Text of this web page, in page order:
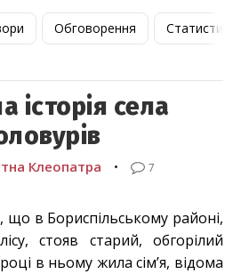
Обговорення Статистика
історія села
Клеопатра • 7
що в Бориспільському районі,
стояв старий, обгорілий
в ньому жила сім’я, відома